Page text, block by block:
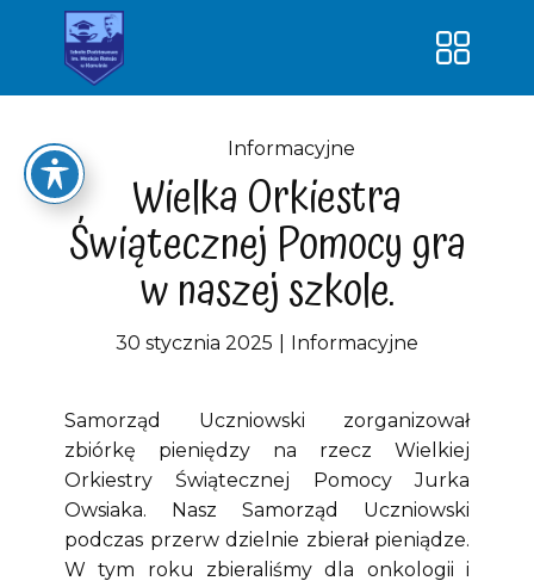
Strona główna
Kontakt
Dokumenty
Dowóz uczniów
Klasy
SUPER PRZEDSZKOLAK-nowa
jakość edukacji
Informacyjne
Wielka Orkiestra
Świątecznej Pomocy gra
w naszej szkole.
30 stycznia 2025 Informacyjne
Samorząd Uczniowski zorganizował
zbiórkę pieniędzy na rzecz Wielkiej
Orkiestry Świątecznej Pomocy Jurka
Owsiaka. Nasz Samorząd Uczniowski
podczas przerw dzielnie zbierał pieniądze.
W tym roku zbieraliśmy dla onkologii i